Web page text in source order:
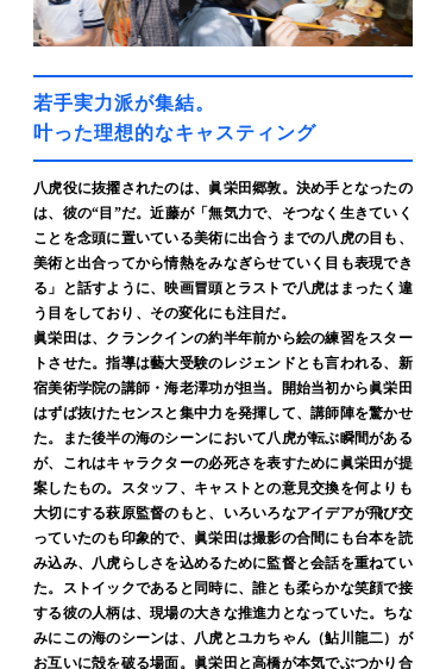
若手実力派が集結。
叶った理想的なキャスティング
八虎役に抜擢されたのは、眞栄田郷敦。決め手となったの
は、彼の“目”だ。近藤が「無気力で、そつなく生きていく
ことを念頭に置いている美術に出合うまでの八虎の目も、
美術と出合ってから情熱をみなぎらせていく目も表現でき
る」と話すように、映画冒頭とラストで八虎はまったく違
う目をしており、その変化にも注目だ。
眞栄田は、クランクインの約半年前から絵の練習をスター
トさせた。指導は藝大受験のレジェンドとも言われる、新
宿美術学院の講師・海老澤功が担当。開始当初から眞栄田
はずば抜けたセンスと集中力を発揮して、講師陣を驚かせ
た。また後半の海のシーンにおいて八虎が転ぶ瞬間がある
が、これはキャラクターの必死さを表すために眞栄田が提
案したもの。スタッフ、キャストとの意見交換を何よりも
大切にする萩原監督のもと、いろいろなアイデアが飛び交
っていたのも印象的で、眞栄田は撮影の合間にも台本を読
み込み、八虎らしさを込めるために監督と会話を重ねてい
た。ストイックであると同時に、誰とも柔らかな笑顔で接
する彼の人柄は、現場の大きな推進力となっていた。ちな
みにこの海のシーンは、八虎とユカちゃん（鮎川龍二）が
お互いに殻を破る場面。眞栄田と高橋が本気でぶつかり合